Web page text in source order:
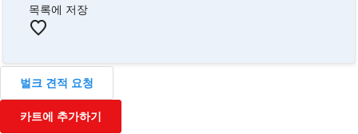
목록에 저장
벌크 견적 요청
카트에 추가하기